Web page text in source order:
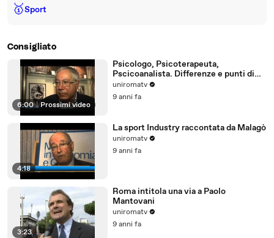
🥇Sport
Consigliato
6:00 | Prossimi video
Psicologo, Psicoterapeuta,
Pscicoanalista. Differenze e punti di
incontro
uniromatv
9 anni fa
4:18
La sport Industry raccontata da Malagò
uniromatv
9 anni fa
3:23
Roma intitola una via a Paolo
Mantovani
uniromatv
9 anni fa